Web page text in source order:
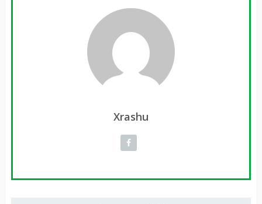
Xrashu